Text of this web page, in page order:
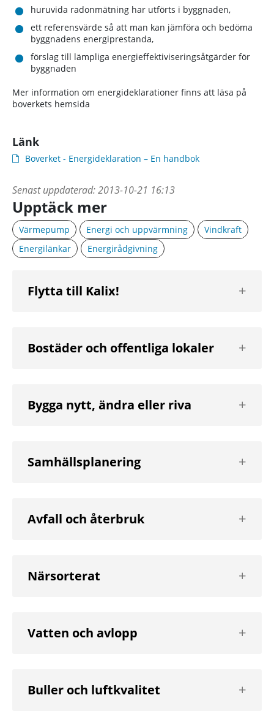
huruvida radonmätning har utförts i byggnaden,
ett referensvärde så att man kan jämföra och bedöma
byggnadens energiprestanda,
förslag till lämpliga energieffektiviseringsåtgärder för
byggnaden
Mer information om energideklarationer finns att läsa på
boverkets hemsida
Länk
Boverket - Energideklaration – En handbok
Senast uppdaterad:2013-10-21 16:13
Upptäck mer
Värmepump Energi och uppvärmning
Vindkraft
Energilänkar
Energirådgivning
Flytta till Kalix!
nästa
Bostäder och offentliga lokaler
nästa
Bygga nytt, ändra eller riva
nästa
Samhällsplanering
nästa
Avfall och återbruk
nästa
Närsorterat
nästa
Vatten och avlopp
nästa
Buller och luftkvalitet
nästa